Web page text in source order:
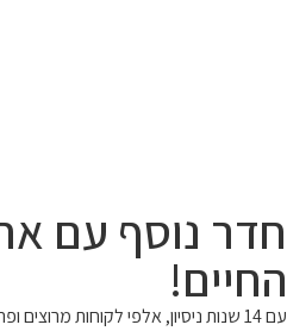
חדר נוסף עם
החיים!
עם 14 שנות ניסיון, אלפי לקוחות